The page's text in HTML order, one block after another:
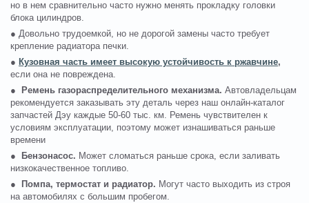
но в нем сравнительно часто нужно менять прокладку головки
блока цилиндров.
● Довольно трудоемкой, но не дорогой замены часто требует
крепление радиатора печки.
● Кузовная часть имеет высокую устойчивость к ржавчине,
если она не повреждена.
●
Ремень газораспределительного механизма. Автовладельцам
рекомендуется заказывать эту деталь через наш онлайн-каталог
запчастей Дэу каждые 50-60 тыс. км. Ремень чувствителен к
условиям эксплуатации, поэтому может изнашиваться раньше
времени
●
Бензонасос. Может сломаться раньше срока, если заливать
низкокачественное топливо.
●
Помпа, термостат и радиатор. Могут часто выходить из строя
на автомобилях с большим пробегом.